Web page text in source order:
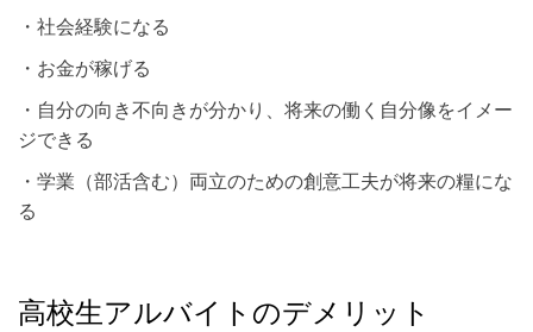
・社会経験になる
・お金が稼げる
・自分の向き不向きが分かり、将来の働く自分像をイメー
ジできる
・学業（部活含む）両立のための創意工夫が将来の糧にな
る
高校生アルバイトのデメリット